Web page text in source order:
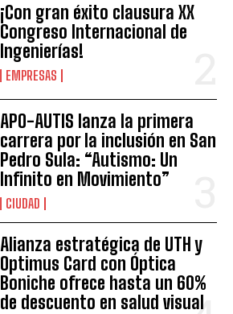
¡Con gran éxito clausura XX
Congreso Internacional de
Ingenierías!
EMPRESAS
APO-AUTIS lanza la primera
carrera por la inclusión en San
Pedro Sula: “Autismo: Un
Infinito en Movimiento”
CIUDAD
Alianza estratégica de UTH y
Optimus Card con Óptica
Boniche ofrece hasta un 60%
de descuento en salud visual